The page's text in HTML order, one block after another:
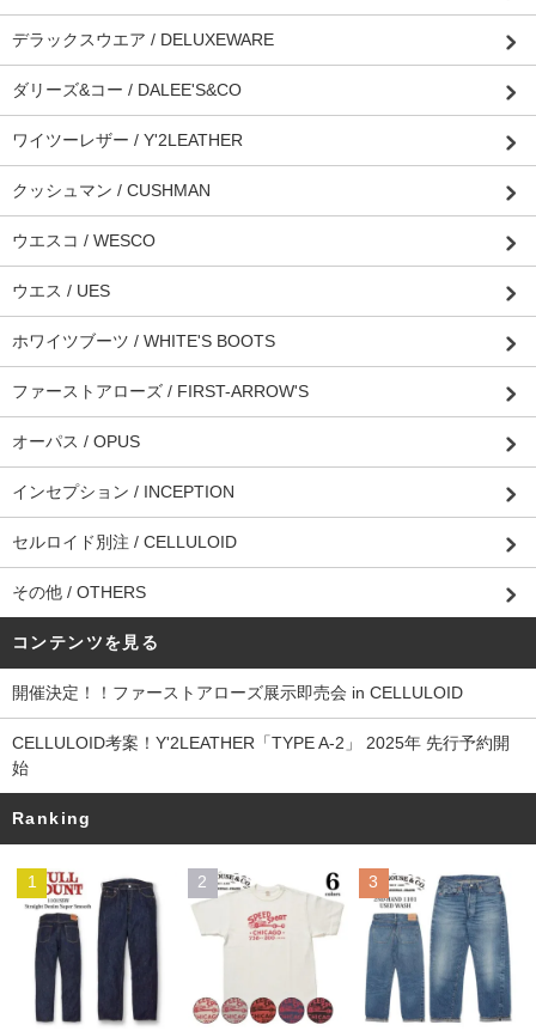
デラックスウエア / DELUXEWARE
ダリーズ&コー / DALEE'S&CO
ワイツーレザー / Y'2LEATHER
クッシュマン / CUSHMAN
ウエスコ / WESCO
ウエス / UES
ホワイツブーツ / WHITE'S BOOTS
ファーストアローズ / FIRST-ARROW'S
オーパス / OPUS
インセプション / INCEPTION
セルロイド別注 / CELLULOID
その他 / OTHERS
コンテンツを見る
開催決定！！ファーストアローズ展示即売会 in CELLULOID
CELLULOID考案！Y'2LEATHER「TYPE A-2」 2025年 先行予約開
始
Ranking
1 2 3